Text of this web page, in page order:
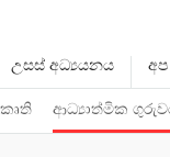
ආධ්‍යාත්මික
උසස් අධ්‍යයනය